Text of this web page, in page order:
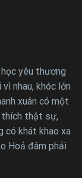
yêu thương
nhau, khóc lớn
xuân có một
thích thật sự,
có khát khao xa
Hoả đâm phải